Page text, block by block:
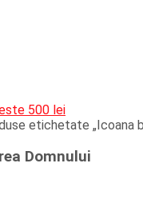
500 lei
etichetate „Icoana
Domnului